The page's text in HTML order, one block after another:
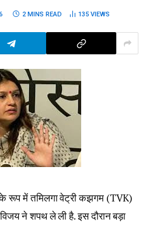
2 MINS READ 135VIEWS
रूप में तमिलगा वेट्री कझगम (TVK)
ने शपथ ले ली है. इस दौरान बड़ा